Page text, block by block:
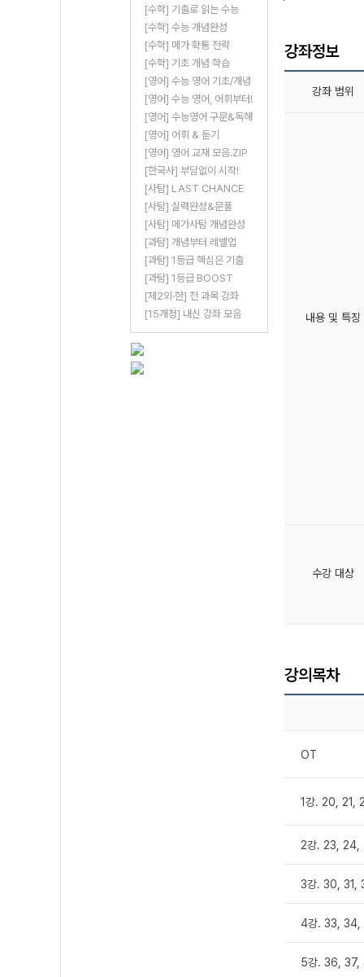
[수학] 기출로 읽는 수능
[수학] 수능 개념완성
[수학] 메가 확통 전략
[수학] 기초 개념 학습
[영어] 수능 영어 기초/개념
[영어] 수능 영어, 어휘부터!
[영어] 수능영어 구문&독해
[영어] 어휘 & 듣기
[영어] 영어 교재 모음.ZIP
[한국사] 부담없이 시작!
[사탐] LAST CHANCE
[사탐] 실력완성&문풀
[사탐] 메가사탐 개념완성
[과탐] 개념부터 레벨업
[과탐] 1등급 핵심은 기출
[과탐] 1등급 BOOST
[제2외·한] 전 과목 강좌
[15개정] 내신 강좌 모음
강좌정보
강좌 범위
내용 및 특징
수강 대상
강의목차
OT
1강. 20, 21,
2강. 23, 24,
3강. 30, 31,
4강. 33, 34,
5강. 36, 37,